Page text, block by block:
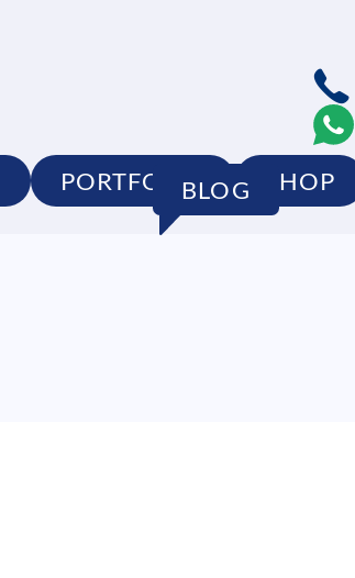
PORTFOLIO SHOP
BLOG